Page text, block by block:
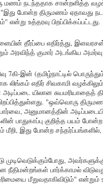
மணம் நடந்ததாக சான்றளித்த
போன்ற திருமணம் ஏதாவது
உத்தரவு பிறப்பிக்கப்பட்டது.
தீர்ப்பை எதிர்த்து,
அரவிந்த் குமார் அடங்கிய அமர்வு
7கி-இன் (தமிழ்நாட்டில்
லிங்கம் எதிர் சிவகாமி
யிலான சுயமரியாதைத்
"ஒவ்வொரு
அனுமானத்தின்
பாதுகாப்பு குறித்த பயம்
மீறி, இது போன்ற
முடிவெடுக்கும்போது,
பார்க்காமல்
மீறுவதாகிவிடும்" என்றும்